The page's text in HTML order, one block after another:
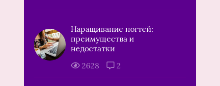
Наращивание ногтей:
преимущества и
недостатки
2628
2